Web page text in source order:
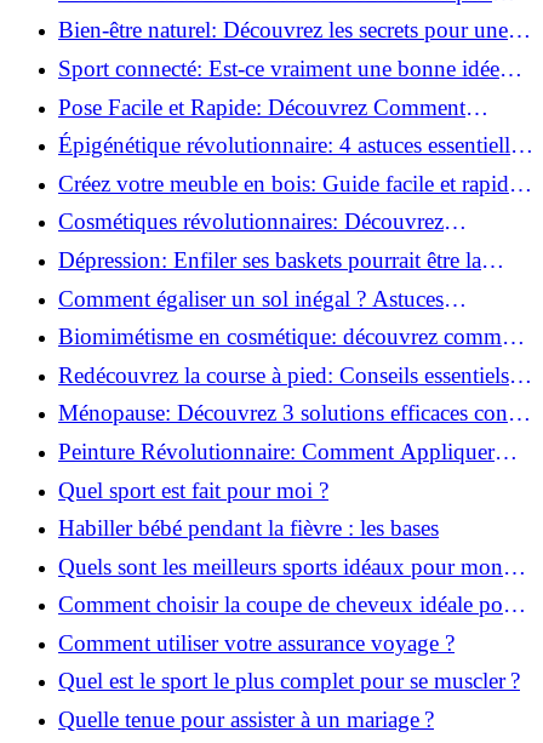
Incontournables pour Réussir!
Bien-être naturel: Découvrez les secrets pour une
vie saine!
Sport connecté: Est-ce vraiment une bonne idée
pour vous?
Pose Facile et Rapide: Découvrez Comment
Monter des Carreaux de Béton Cellulaire!
Épigénétique révolutionnaire: 4 astuces essentielles
pour transformer votre bien-être!
Créez votre meuble en bois: Guide facile et rapide
pour débutants!
Cosmétiques révolutionnaires: Découvrez
comment les fermes verticales transforment la
beauté!
Dépression: Enfiler ses baskets pourrait être la
solution!
Comment égaliser un sol inégal ? Astuces
infaillibles pour réussir !
Biomimétisme en cosmétique: découvrez comment
la nature inspire l'avenir des soins beauté!
Redécouvrez la course à pied: Conseils essentiels
pour reprendre!
Ménopause: Découvrez 3 solutions efficaces contre
les bouffées de chaleur!
Peinture Révolutionnaire: Comment Appliquer
Deux Couleurs Sur Une Porte!
Quel sport est fait pour moi ?
Habiller bébé pendant la fièvre : les bases
Quels sont les meilleurs sports idéaux pour mon
enfant ?
Comment choisir la coupe de cheveux idéale pour
votre visage ?
Comment utiliser votre assurance voyage ?
Quel est le sport le plus complet pour se muscler ?
Quelle tenue pour assister à un mariage ?